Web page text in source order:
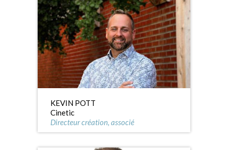
KEVIN POTT
Cinetic
Directeur création, associé